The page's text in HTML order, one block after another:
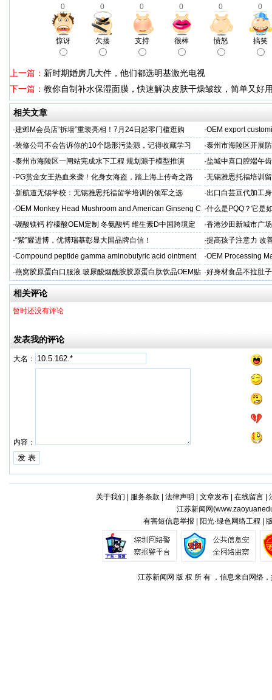
0 0 0 0 0 0
惊讶 欠揍 支持 很棒 愤怒 搞笑
上一篇： 新时期婚房几大件，他们都选明基激光电视
下一篇： 教你自制补水保湿面膜，快速解决皮肤干燥皱纹，简单又好
相关文章
·建邺M会员店“拆墙”重装亮相！7月24日起零门槛逛购 ·OEM export
·装修公司不会告诉你的10个隐形污染源，记得收藏学习 ·泰州市海陵区开展
·泰州市海陵区一闸站完成水下工程 规划源于模型推演 ·盐城中喜口腔端午
礼，种出健康长寿牙
· PG赏金女王热血来袭！化身女海盗，踏上海上传奇之路 ·无锡雅思托福培训
·新航道无锡学校：无锡雅思托福留学培训的领军之选 ·出口白芸豆代加工
贴牌
·OEM Monkey Head Mushroom and American Ginseng C
aps
·什么是PQQ？它是
·碳酸镁钙 柠檬酸OEM定制 冬氨酸钙 维生素D中国跨境定
制
·香港沙田新城市广
·“紫”耀进博，优博瑞慕彰显大国品牌自信！ ·提高孩子注意力 改
·Compound peptide gamma aminobutyric acid ointment ·OEM Processing
·燕窝胶原蛋白口服液 玻尿酸烟酰胺胶原蛋白肽饮品OEM贴
牌
·好身材食品不拉肚
相关评论
暂时还没有评论
发表我的评论
大名：
内容：
关于我们 服务条款 法律声明 文章发布| 在线留言|
江苏新闻网(
有害短信息举报 | 阳光·绿色网络工程 |
江苏新闻网 版 权 所 有 ，信息来自网络